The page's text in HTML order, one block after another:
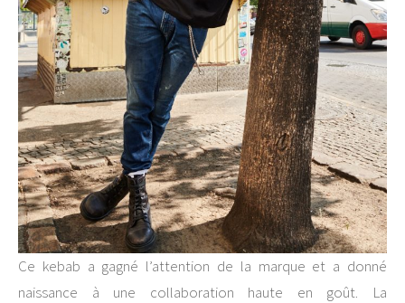
Ce kebab a gagné l’attention de la marque et a donné
naissance à une collaboration haute en goût. La